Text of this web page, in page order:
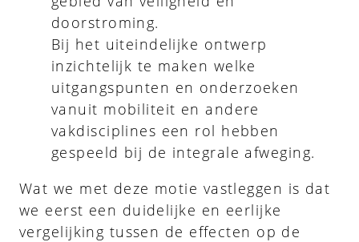
doorstroming.
Bij het uiteindelijke ontwerp
inzichtelijk te maken welke
uitgangspunten en onderzoeken
vanuit mobiliteit en andere
vakdisciplines een rol hebben
gespeeld bij de integrale afweging.
Wat we met deze motie vastleggen is dat
we eerst een duidelijke en eerlijke
vergelijking tussen de effecten op de